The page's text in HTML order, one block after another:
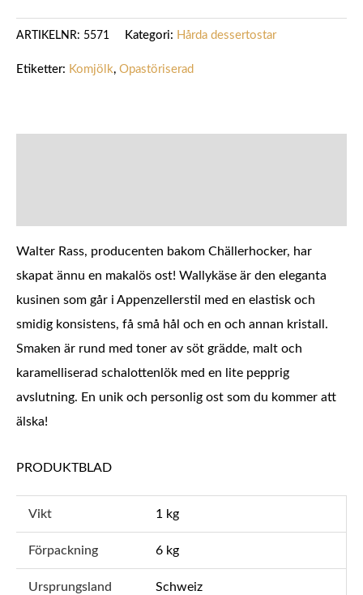
ARTIKELNR: 5571 Kategori: Hårda dessertostar
Etiketter: Komjölk, Opastöriserad
Walter Rass, producenten bakom Chällerhocker, har
skapat ännu en makalös ost! Wallykäse är den eleganta
kusinen som går i Appenzellerstil med en elastisk och
smidig konsistens, få små hål och en och annan kristall.
Smaken är rund med toner av söt grädde, malt och
karamelliserad schalottenlök med en lite pepprig
avslutning. En unik och personlig ost som du kommer att
älska!
PRODUKTBLAD
Vikt 1 kg
Förpackning 6 kg
Ursprungsland Schweiz